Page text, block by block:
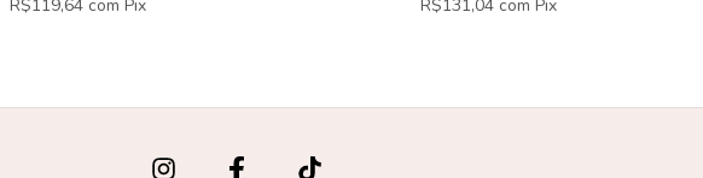
R$119,64 com Pix R$131,04 com Pix